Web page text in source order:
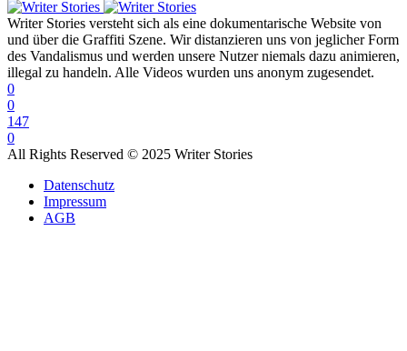
Writer Stories versteht sich als eine dokumentarische Website von
und über die Graffiti Szene. Wir distanzieren uns von jeglicher Form
des Vandalismus und werden unsere Nutzer niemals dazu animieren,
illegal zu handeln. Alle Videos wurden uns anonym zugesendet.
0
0
147
0
All Rights Reserved © 2025 Writer Stories
Datenschutz
Impressum
AGB